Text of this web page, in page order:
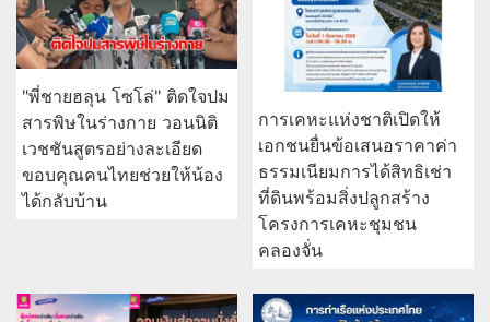
"พี่ชายฮลุน โซโล่" ติดใจปม
สารพิษในร่างกาย วอนนิติ
เวชชันสูตรอย่างละเอียด
ขอบคุณคนไทยช่วยให้น้อง
ได้กลับบ้าน
การเคหะแห่งชาติเปิดให้
เอกชนยื่นข้อเสนอราคาค่า
ธรรมเนียมการได้สิทธิเช่า
ที่ดินพร้อมสิ่งปลูกสร้าง
โครงการเคหะชุมชน
คลองจั่น